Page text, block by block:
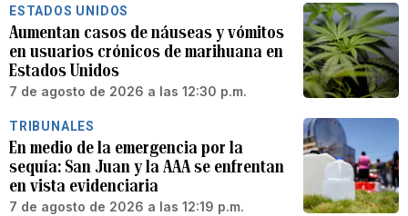
ESTADOS UNIDOS
Aumentan casos de náuseas y vómitos
en usuarios crónicos de marihuana en
Estados Unidos
7 de agosto de 2026 a las 12:30 p.m.
TRIBUNALES
En medio de la emergencia por la
sequía: San Juan y la AAA se enfrentan
en vista evidenciaria
7 de agosto de 2026 a las 12:19 p.m.